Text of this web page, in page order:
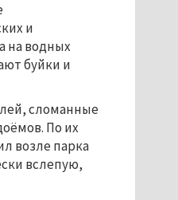
и
на водных
буйки и
сломанные
По их
возле парка
вслепую,